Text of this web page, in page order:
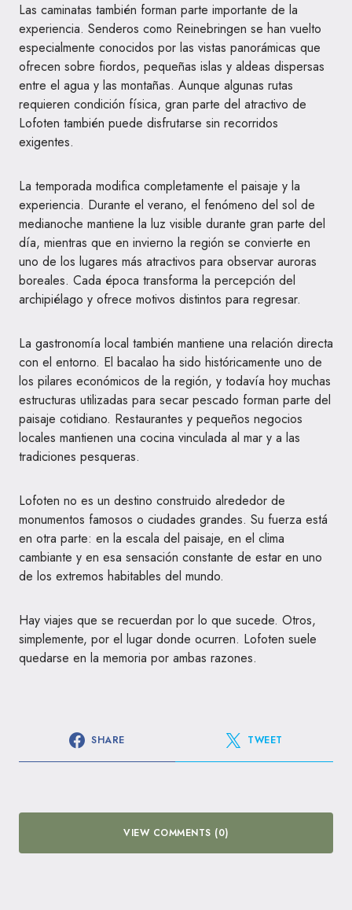
Las caminatas también forman parte importante de la
experiencia. Senderos como Reinebringen se han vuelto
especialmente conocidos por las vistas panorámicas que
ofrecen sobre fiordos, pequeñas islas y aldeas dispersas
entre el agua y las montañas. Aunque algunas rutas
requieren condición física, gran parte del atractivo de
Lofoten también puede disfrutarse sin recorridos
exigentes.
La temporada modifica completamente el paisaje y la
experiencia. Durante el verano, el fenómeno del sol de
medianoche mantiene la luz visible durante gran parte del
día, mientras que en invierno la región se convierte en
uno de los lugares más atractivos para observar auroras
boreales. Cada época transforma la percepción del
archipiélago y ofrece motivos distintos para regresar.
La gastronomía local también mantiene una relación directa
con el entorno. El bacalao ha sido históricamente uno de
los pilares económicos de la región, y todavía hoy muchas
estructuras utilizadas para secar pescado forman parte del
paisaje cotidiano. Restaurantes y pequeños negocios
locales mantienen una cocina vinculada al mar y a las
tradiciones pesqueras.
Lofoten no es un destino construido alrededor de
monumentos famosos o ciudades grandes. Su fuerza está
en otra parte: en la escala del paisaje, en el clima
cambiante y en esa sensación constante de estar en uno
de los extremos habitables del mundo.
Hay viajes que se recuerdan por lo que sucede. Otros,
simplemente, por el lugar donde ocurren. Lofoten suele
quedarse en la memoria por ambas razones.
SHARE TWEET
VIEW COMMENTS (0)